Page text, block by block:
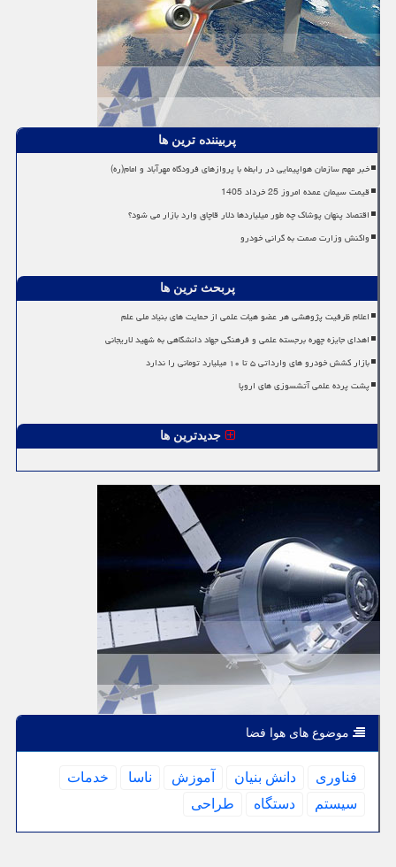
پربیننده ترین ها
خبر مهم سازمان هواپیمایی در رابطه با پروازهای فرودگاه مهرآباد و امام(ره)
قیمت سیمان عمده امروز 25 خرداد 1405
اقتصاد پنهان پوشاک چه طور میلیاردها دلار قاچاق وارد بازار می شود؟
واکنش وزارت صمت به گرانی خودرو
پربحث ترین ها
اعلام ظرفیت پژوهشی هر عضو هیات علمی از حمایت های بنیاد ملی علم
اهدای جایزه چهره برجسته علمی و فرهنگی جهاد دانشگاهی به شهید لاریجانی
بازار کشش خودرو های وارداتی ۵ تا ۱۰ میلیارد تومانی را ندارد
پشت پرده علمی آتشسوزی های اروپا
جدیدترین ها
موضوع های هوا فضا
فناوری دانش بنیان آموزش ناسا
خدمات
سیستم
دستگاه طراحی